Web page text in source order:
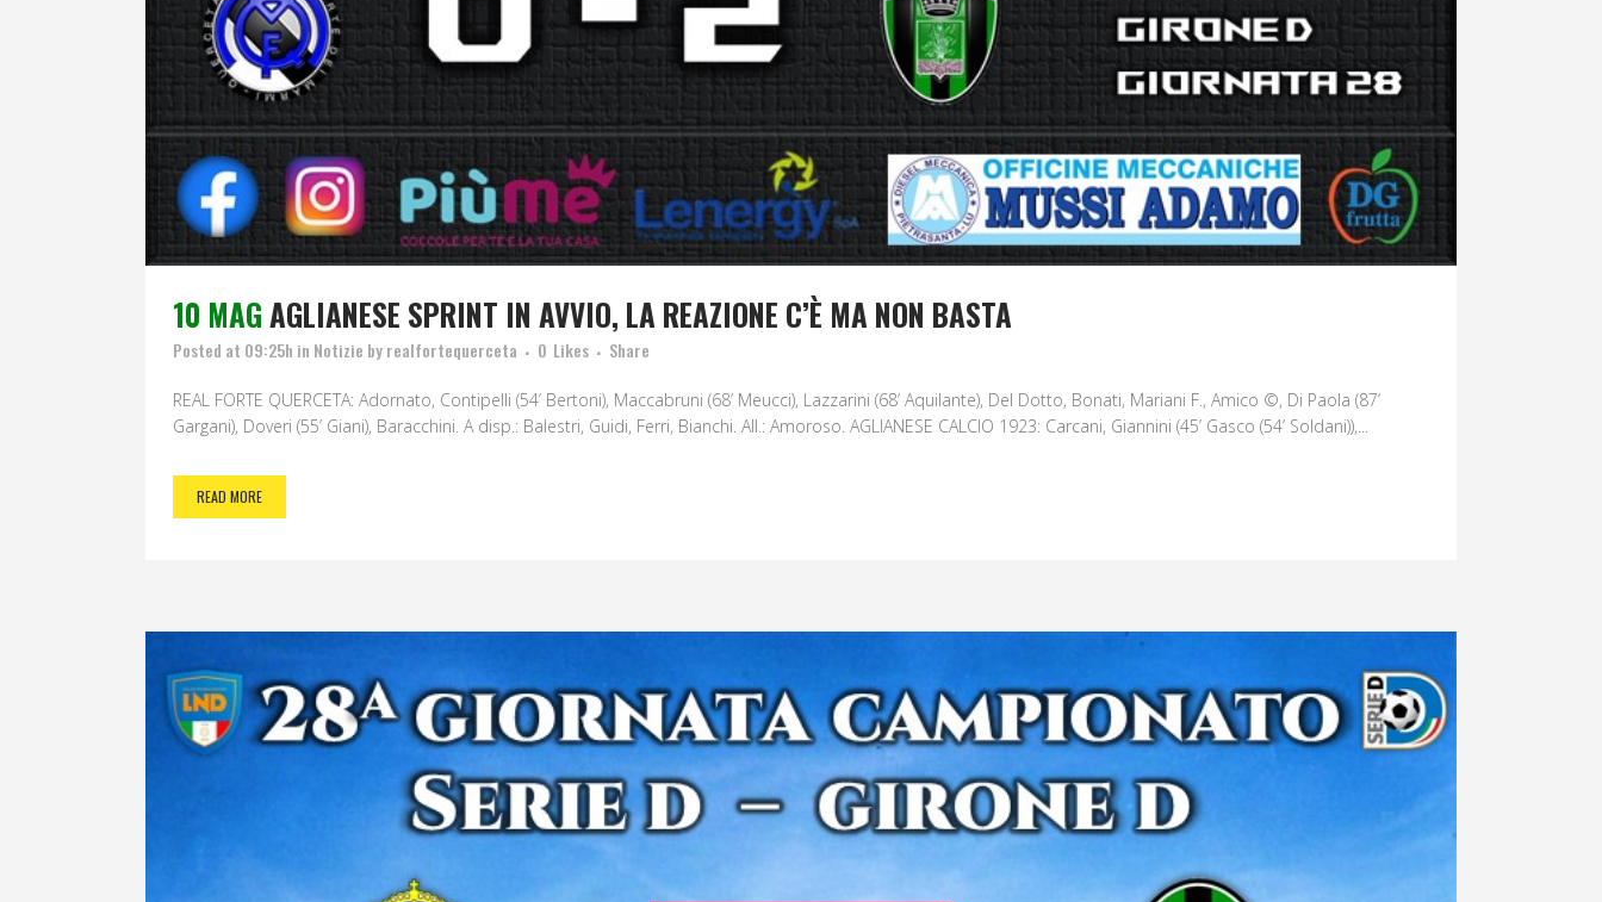
10 MAGAGLIANESE SPRINT IN AVVIO, LA REAZIONE C’È MA NON BASTA
Posted at 09:25h in Notizie byrealfortequerceta 0 Likes Share
REAL FORTE QUERCETA: Adornato, Contipelli (54’ Bertoni), Maccabruni (68’ Meucci), Lazzarini (68’ Aquilante), Del Dotto, Bonati, Mariani F., Amico ©, Di Paola (87’
Gargani), Doveri (55’ Giani), Baracchini. A disp.: Balestri, Guidi, Ferri, Bianchi. All.: Amoroso. AGLIANESE CALCIO 1923: Carcani, Giannini (45’ Gasco (54’ Soldani)),...
READ MORE